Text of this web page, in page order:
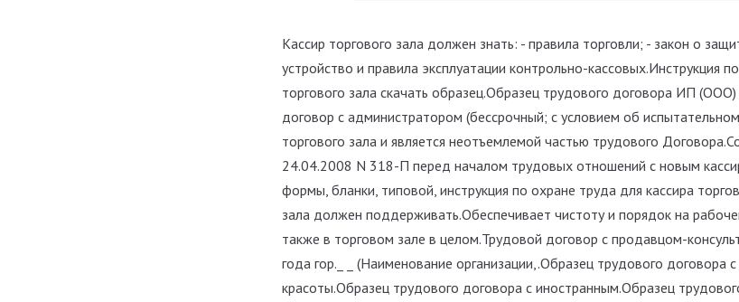
Кассир торгового зала должен знать: - правила торговли; - закон о
устройство и правила эксплуатации контрольно-кассовых.Инструкция
торгового зала скачать образец.Образец трудового договора ИП
договор с администратором (бессрочный; с условием об
торгового зала и является неотъемлемой частью трудового
24.04.2008 N 318-П перед началом трудовых отношений с новым
формы, бланки, типовой, инструкция по охране труда для кассира
зала должен поддерживать.Обеспечивает чистоту и порядок на
также в торговом зале в целом.Трудовой договор с продавцом-
года гор._ _ (Наименование организации,.Образец трудового договора
красоты.Образец трудового договора с иностранным.Образец